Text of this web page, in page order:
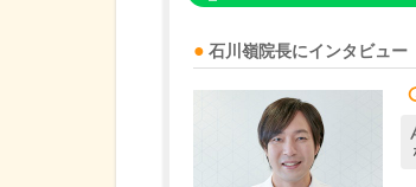
石川嶺院長にインタビュー